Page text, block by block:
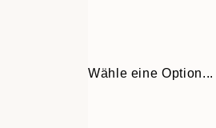
Wähle eine Option...